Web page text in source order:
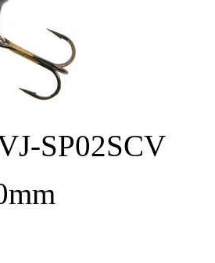
SP02SCV